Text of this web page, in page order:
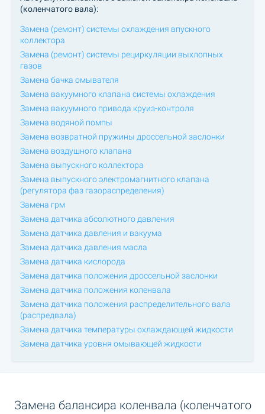
(коленчатого вала):
Замена (ремонт) системы охлаждения впускного
коллектора
Замена (ремонт) системы рециркуляции выхлопных
газов
Замена бачка омывателя
Замена вакуумного клапана системы охлаждения
Замена вакуумного привода круиз-контроля
Замена водяной помпы
Замена возвратной пружины дроссельной заслонки
Замена воздушного клапана
Замена выпускного коллектора
Замена выпускного электромагнитного клапана
(регулятора фаз газораспределения)
Замена грм
Замена датчика абсолютного давления
Замена датчика давления и вакуума
Замена датчика давления масла
Замена датчика кислорода
Замена датчика положения дроссельной заслонки
Замена датчика положения коленвала
Замена датчика положения распределительного вала
(распредвала)
Замена датчика температуры охлаждающей жидкости
Замена датчика уровня омывающей жидкости
Замена балансира коленвала (коленчатого